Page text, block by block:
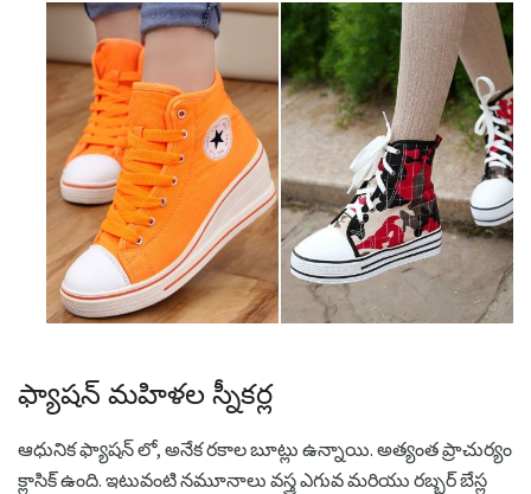
ఫ్యాషన్ మహిళల స్నీకర్ల
ఆధునిక ఫ్యాషన్ లో, అనేక రకాల బూట్లు ఉన్నాయి. అత్యంత ప్రాచుర్యం
క్లాసిక్ ఉంది. ఇటువంటి నమూనాలు వస్త్ర ఎగువ మరియు రబ్బర్ బేస్ల